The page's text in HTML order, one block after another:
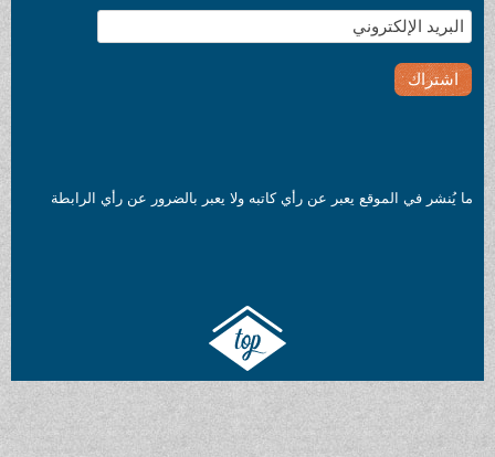
ما يُنشر في الموقع يعبر عن رأي كاتبه ولا يعبر بالضرور عن رأي الرابطة